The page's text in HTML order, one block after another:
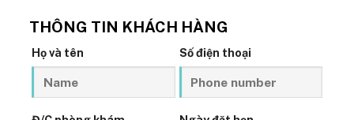
THÔNG TIN KHÁCH HÀNG
Họ và tên Số điện thoại